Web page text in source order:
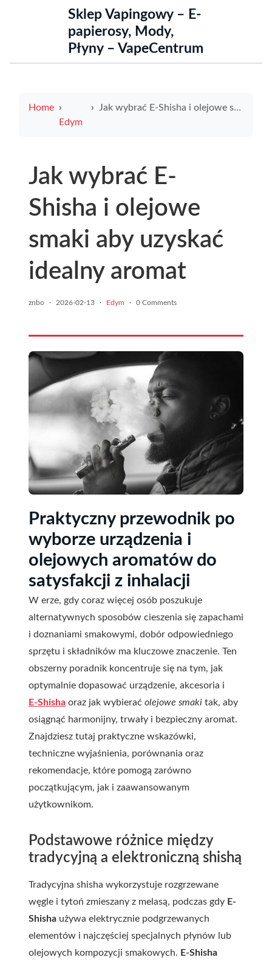
Sklep Vapingowy – E-
papierosy, Mody,
Płyny – VapeCentrum
Home
Edym
Jak wybrać E-Shisha i olejowe smaki aby uzyskać idealny aromat
Jak wybrać E-
Shisha i olejowe
smaki aby uzyskać
idealny aromat
znbo · 2026-02-13 · Edym · 0 Comments
Praktyczny przewodnik po
wyborze urządzenia i
olejowych aromatów do
satysfakcji z inhalacji
W erze, gdy coraz więcej osób poszukuje
alternatywnych sposobów cieszenia się zapachami
i doznaniami smakowymi, dobór odpowiedniego
sprzętu i składników ma kluczowe znaczenie. Ten
obszerny poradnik koncentruje się na tym, jak
optymalnie dopasować urządzenie, akcesoria i
E-Shisha oraz jak wybierać olejowe smaki tak, aby
osiągnąć harmonijny, trwały i bezpieczny aromat.
Znajdziesz tutaj praktyczne wskazówki,
techniczne wyjaśnienia, porównania oraz
rekomendacje, które pomogą zarówno
początkującym, jak i zaawansowanym
użytkownikom.
Podstawowe różnice między
tradycyjną a elektroniczną shishą
Tradycyjna shisha wykorzystuje rozgrzewane
węgle i tytoń zmieszany z melasą, podczas gdy E-
Shisha używa elektrycznie podgrzewanych
elementów i najczęściej specjalnych płynów lub
olejowych kompozycji smakowych. E-Shisha